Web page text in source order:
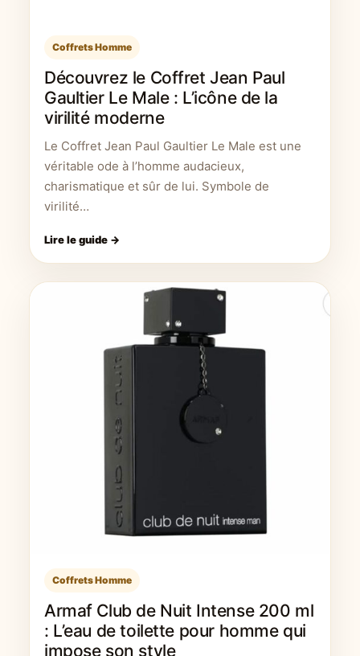
Coffrets Homme
Découvrez le Coffret Jean Paul
Gaultier Le Male : L’icône de la
virilité moderne
Le Coffret Jean Paul Gaultier Le Male est une
véritable ode à l’homme audacieux,
charismatique et sûr de lui. Symbole de
virilité…
Lire le guide →
Coffrets Homme
Armaf Club de Nuit Intense 200 ml
: L’eau de toilette pour homme qui
impose son style